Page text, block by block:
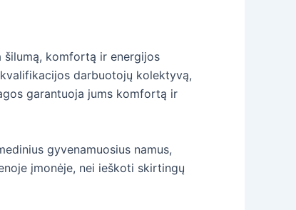
šilumą, komfortą ir energijos
darbuotojų kolektyvą,
garantuoja jums komfortą ir
gyvenamuosius namus,
įmonėje, nei ieškoti skirtingų